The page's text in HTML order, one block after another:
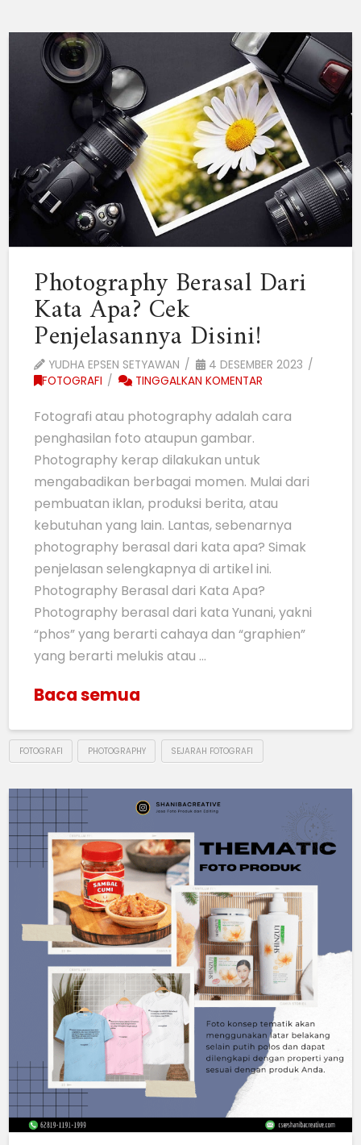
Photography Berasal Dari
Kata Apa? Cek
Penjelasannya Disini!
YUDHA EPSEN SETYAWAN
4 DESEMBER 2023
FOTOGRAFI
TINGGALKAN KOMENTAR
Fotografi atau photography adalah cara
penghasilan foto ataupun gambar.
Photography kerap dilakukan untuk
mengabadikan berbagai momen. Mulai dari
pembuatan iklan, produksi berita, atau
kebutuhan yang lain. Lantas, sebenarnya
photography berasal dari kata apa? Simak
penjelasan selengkapnya di artikel ini.
Photography Berasal dari Kata Apa?
Photography berasal dari kata Yunani, yakni
“phos” yang berarti cahaya dan “graphien”
yang berarti melukis atau …
Baca semua
FOTOGRAFI PHOTOGRAPHY SEJARAH FOTOGRAFI